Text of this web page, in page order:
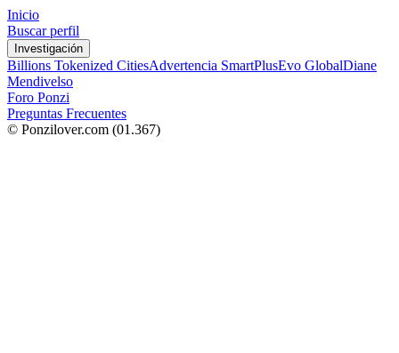
Inicio
Buscar perfil
Investigación
Billions Tokenized CitiesAdvertencia SmartPlusEvo GlobalDiane
Mendivelso
Foro Ponzi
Preguntas Frecuentes
© Ponzilover.com (01.367)